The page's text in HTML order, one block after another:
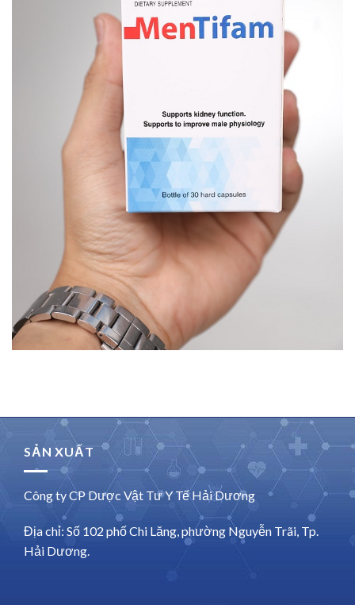
SẢN XUẤT
Công ty CP Dược Vật Tư Y Tế Hải Dương
Địa chỉ: Số 102 phố Chi Lăng, phường Nguyễn Trãi, Tp.
Hải Dương.